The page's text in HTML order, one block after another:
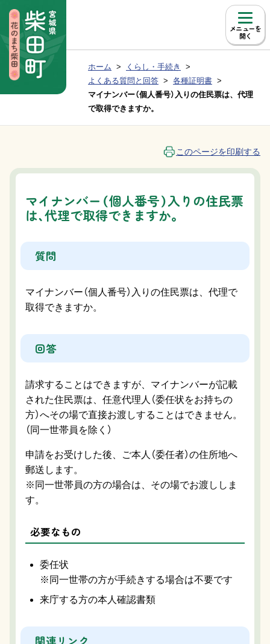
メニュー
Group NAV BreadCrumb
現在位置：
ホーム
くらし・手続き
よくある質問と回答
各種証明書
マイナンバー（個人番号）入りの住民票は、代理
で取得できますか。
このページを印刷する
マイナンバー（個人番号）入りの住民票
は、代理で取得できますか。
質問
マイナンバー（個人番号）入りの住民票は、代理で
取得できますか。
回答
請求することはできますが、マイナンバーが記載
された住民票は、任意代理人（委任状をお持ちの
方）へその場で直接お渡しすることはできません。
（同一世帯員を除く）
申請をお受けした後、ご本人（委任者）の住所地へ
郵送します。
※同一世帯員の方の場合は、その場でお渡ししま
す。
必要なもの
委任状
※同一世帯の方が手続きする場合は不要です
来庁する方の本人確認書類
関連リンク